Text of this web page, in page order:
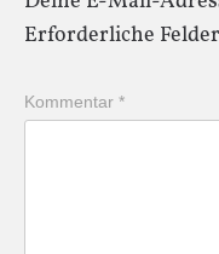
Erforderliche
Kommentar *